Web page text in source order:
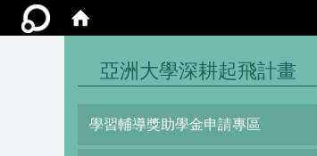
亞洲大學深耕起飛計畫
學習輔導獎助學金申請專區